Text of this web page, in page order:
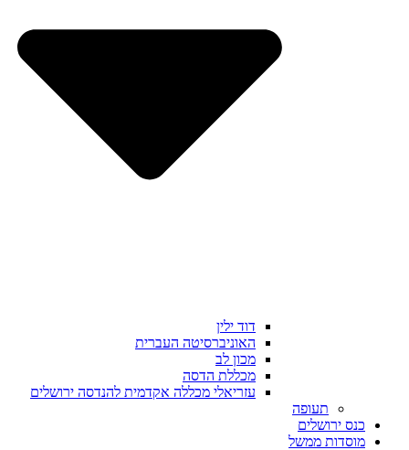
דוד ילין
האוניברסיטה העברית
מכון לב
מכללת הדסה
עזריאלי מכללה אקדמית להנדסה ירושלים
תעופה
כנס ירושלים
מוסדות ממשל